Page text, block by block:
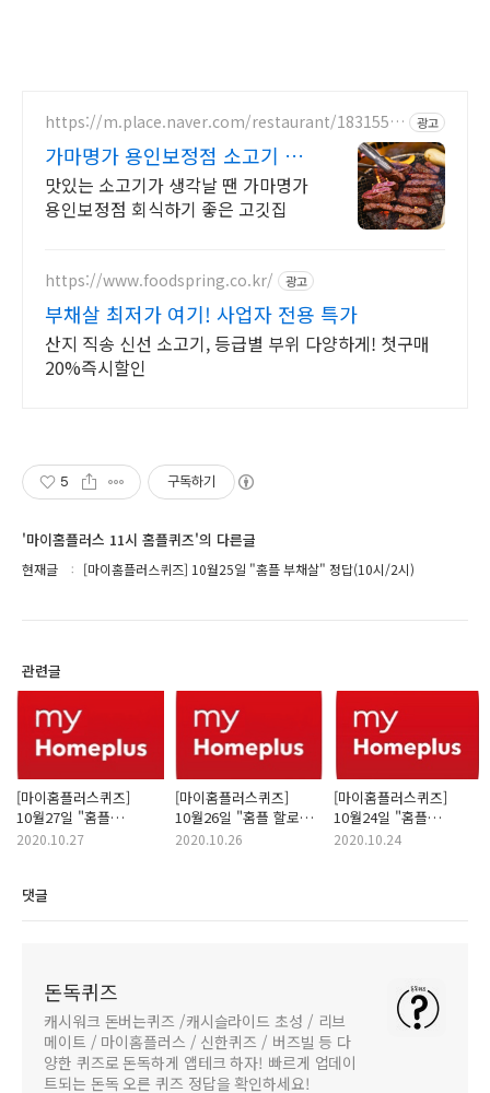
https://m.place.naver.com/restaurant/1831554
광고
가마명가 용인보정점 소고기 용
인 보정동 맛집
맛있는 소고기가 생각날 땐 가마명가
용인보정점 회식하기 좋은 고깃집
https://www.foodspring.co.kr/ 광고
부채살 최저가 여기! 사업자 전용 특가
산지 직송 신선 소고기, 등급별 부위 다양하게! 첫구매
20%즉시할인
5 구독하기
'마이홈플러스 11시 홈플퀴즈'의 다른글
현재글 [마이홈플러스퀴즈] 10월25일 "홈플 부채살" 정답(10시/2시)
관련글
[마이홈플러스퀴즈]
10월27일 "홈플
스윗사파이어/홈플
2020.10.27
[마이홈플러스퀴즈]
10월26일 "홈플 할로윈/
홈플 투시롤"정답
2020.10.26
[마이홈플러스퀴즈]
10월24일 "홈플
이탈리아 이메텍/홈플
2020.10.24
댓글
돈독퀴즈
캐시워크 돈버는퀴즈 /캐시슬라이드 초성 / 리브
메이트 / 마이홈플러스 / 신한퀴즈 / 버즈빌 등 다
양한 퀴즈로 돈독하게 앱테크 하자! 빠르게 업데이
트되는 돈독 오른 퀴즈 정답을 확인하세요!